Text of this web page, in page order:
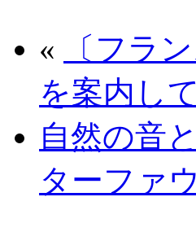
«
〔フラ
を案内し
自然の音
ターファ